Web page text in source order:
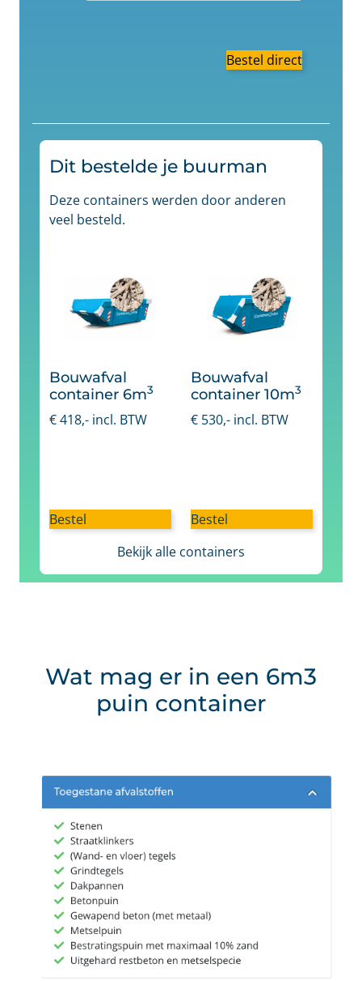
Bestel direct
Dit bestelde je buurman
Deze containers werden door anderen
veel besteld.
Bouwafval
container 6m3
€418,- incl. BTW
Bestel
Bouwafval
container 10m3
€ 530,- incl. BTW
Bestel
Bekijk alle containers
Wat mag er in een 6m3
puin container